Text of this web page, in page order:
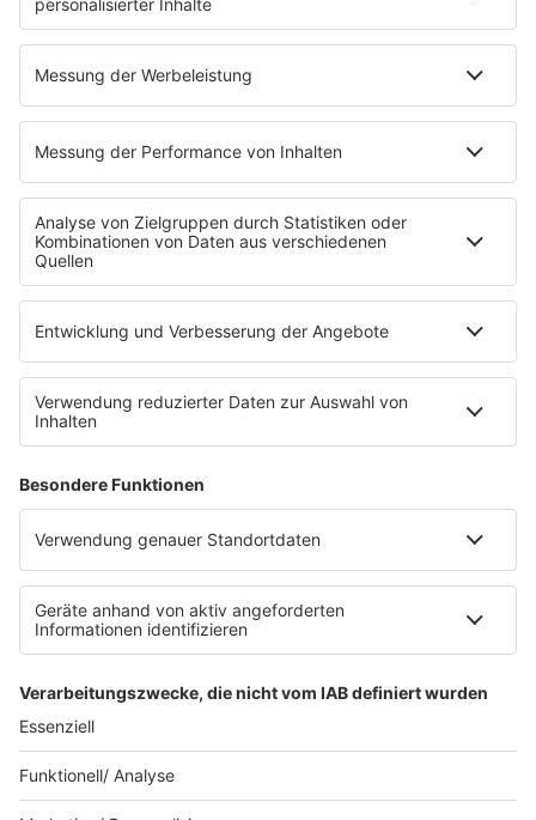
Konzertkalender
Festivals
Wacken Open Air
SHOP
RADIO BOB!
Impressum
Kontakt
myBOB App
BOB-Plakate & Aufkleber bestellen
Datenschutz
Datenschutzeinstellungen
Teilnahmebedingungen
RADIO BOB! auf radioplayer.de
Partner
Wacken Radio by RADIO BOB!
WERBUNG SCHALTEN